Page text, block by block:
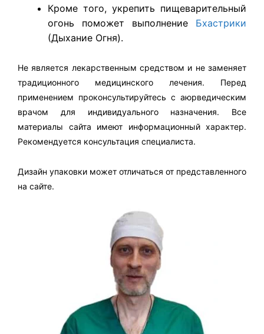
Кроме того, укрепить пищеварительный
огонь поможет выполнение Бхастрики
(Дыхание Огня).
Не является лекарственным средством и не заменяет
традиционного медицинского лечения. Перед
применением проконсультируйтесь с аюрведическим
врачом для индивидуального назначения. Все
материалы сайта имеют информационный характер.
Рекомендуется консультация специалиста.
Дизайн упаковки может отличаться от представленного
на сайте.